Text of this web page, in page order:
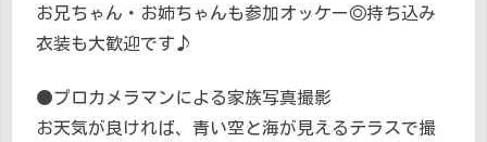
お兄ちゃん・お姉ちゃんも参加オッケー◎持ち込み
衣装も大歓迎です♪
●プロカメラマンによる家族写真撮影
お天気が良ければ、青い空と海が見えるテラスで撮